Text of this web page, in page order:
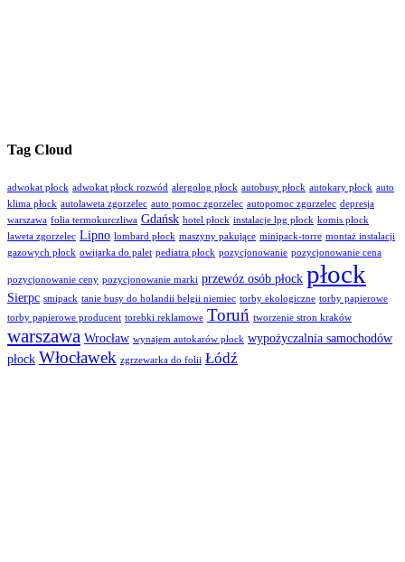
Tag Cloud
adwokat płock adwokat płock rozwód alergolog płock autobusy płock autokary płock auto
klima płock autolaweta zgorzelec auto pomoc zgorzelec autopomoc zgorzelec depresja
warszawa folia termokurczliwa Gdańsk hotel płock instalacje lpg płock komis płock
laweta zgorzelec Lipno lombard płock maszyny pakujące minipack-torre montaż instalacji
gazowych płock owijarka do palet pediatra płock pozycjonowanie pozycjonowanie cena
pozycjonowanie ceny pozycjonowanie marki przewóz osób płock płock
Sierpc smipack tanie busy do holandii belgii niemiec torby ekologiczne torby papierowe
torby papierowe producent torebki reklamowe Toruń tworzenie stron kraków
warszawa Wrocław wynajem autokarów płock wypożyczalnia samochodów
płock Włocławek zgrzewarka do folii Łódź